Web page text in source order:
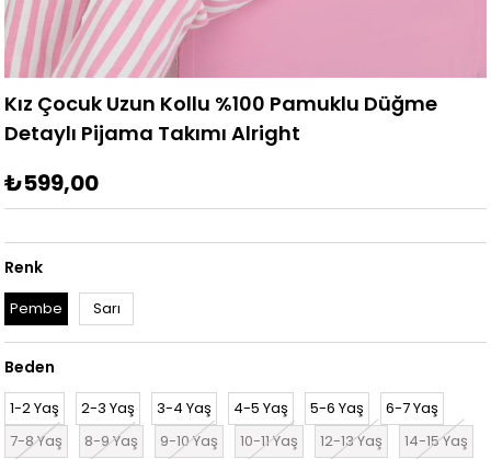
Kız Çocuk Uzun Kollu %100 Pamuklu Düğme
Detaylı Pijama Takımı Alright
₺599,00
Renk
Pembe Sarı
Beden
1-2 Yaş 2-3 Yaş 3-4 Yaş 4-5 Yaş 5-6 Yaş
6-7 Yaş
7-8 Yaş
8-9 Yaş 9-10 Yaş 10-11 Yaş 12-13 Yaş 14-15 Yaş